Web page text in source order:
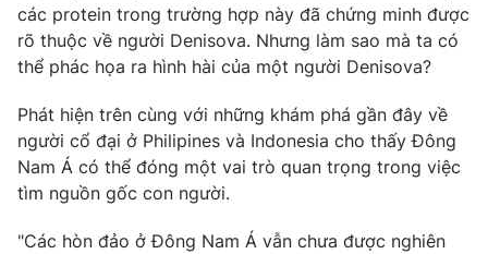
các protein trong trường hợp này đã chứng minh được
rõ thuộc về người Denisova. Nhưng làm sao mà ta có
thể phác họa ra hình hài của một người Denisova?
Phát hiện trên cùng với những khám phá gần đây về
người cổ đại ở Philipines và Indonesia cho thấy Đông
Nam Á có thể đóng một vai trò quan trọng trong việc
tìm nguồn gốc con người.
"Các hòn đảo ở Đông Nam Á vẫn chưa được nghiên